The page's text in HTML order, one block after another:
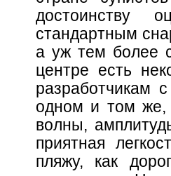
достоинству
стандартным
а уж тем более
центре есть
разработчикам
одном и том же,
волны,
приятная
пляжу, как